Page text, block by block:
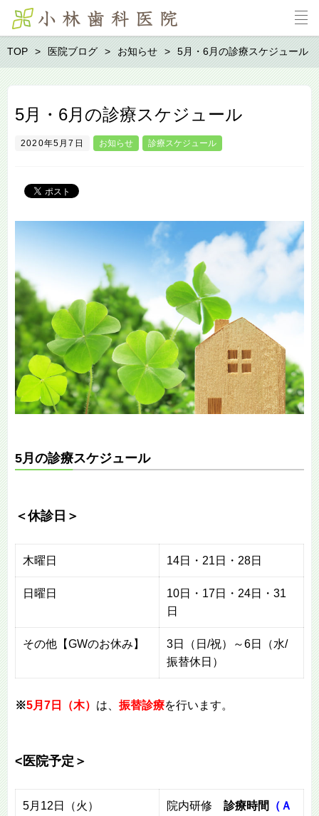
TOP 医院ブログ お知らせ 5月・6月の診療スケジュール
5月・6月の診療スケジュール
2020年5月7日 お知らせ 診療スケジュール
5月の診療スケジュール
＜休診日＞
木曜日 14日・21日・28日
日曜日
10日・17日・24日・31
日
その他【GWのお休み】
3日（日/祝）～6日（水/
振替休日）
※5月7日（木） は、 振替診療を行います。
<医院予定＞
5月12日（火） 院内研修 診療時間
（Ａ